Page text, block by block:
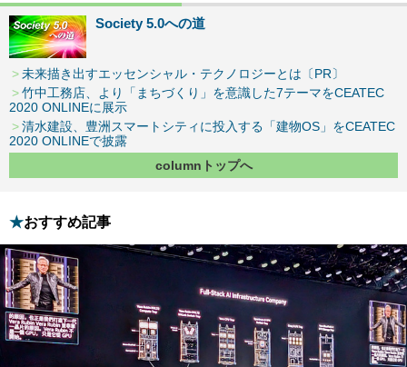
Society 5.0への道
未来描き出すエッセンシャル・テクノロジーとは〔PR〕
竹中工務店、より「まちづくり」を意識した7テーマをCEATEC
2020 ONLINEに展示
清水建設、豊洲スマートシティに投入する「建物OS」をCEATEC
2020 ONLINEで披露
columnトップへ
おすすめ記事